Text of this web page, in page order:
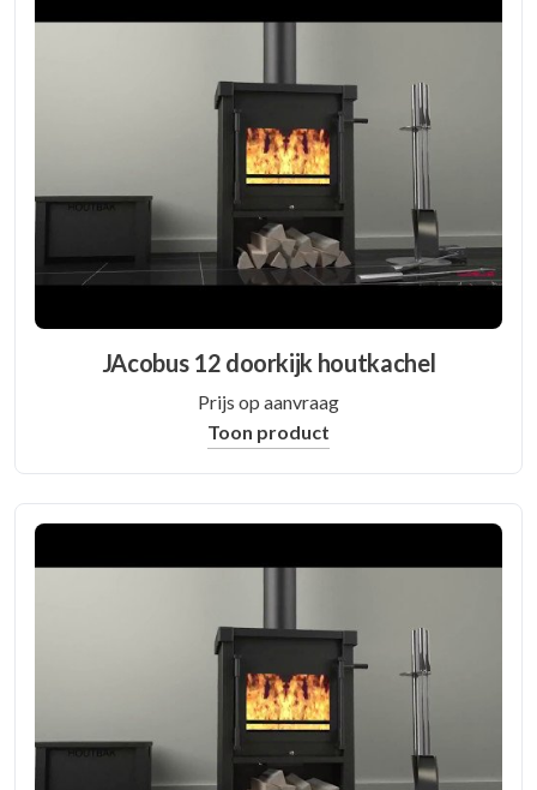
JAcobus 12 doorkijk houtkachel
Prijs op aanvraag
Toon product